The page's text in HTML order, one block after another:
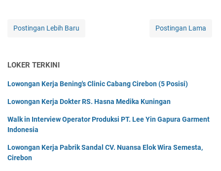
Postingan Lebih Baru Postingan Lama
LOKER TERKINI
Lowongan Kerja Bening's Clinic Cabang Cirebon (5 Posisi)
Lowongan Kerja Dokter RS. Hasna Medika Kuningan
Walk in Interview Operator Produksi PT. Lee Yin Gapura Garment
Indonesia
Lowongan Kerja Pabrik Sandal CV. Nuansa Elok Wira Semesta,
Cirebon